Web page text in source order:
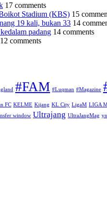
17 comments
Stadium (KBS) 15
19 kali, bukan 33 14
padang 14 comments
12 comments
#FAM #Luqman #Magazine
FC KELME Kijang KL City LigaM LIGA
window Ultrajang UltraJangMag